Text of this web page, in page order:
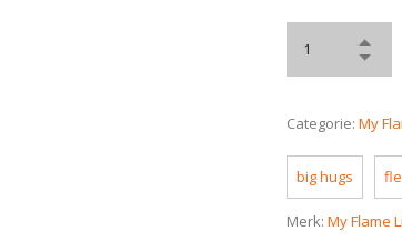
Categorie: My
big hugs
Merk: My Flame